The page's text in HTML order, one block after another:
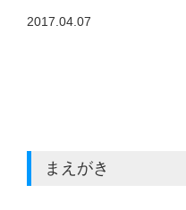
2017.04.07
まえがき